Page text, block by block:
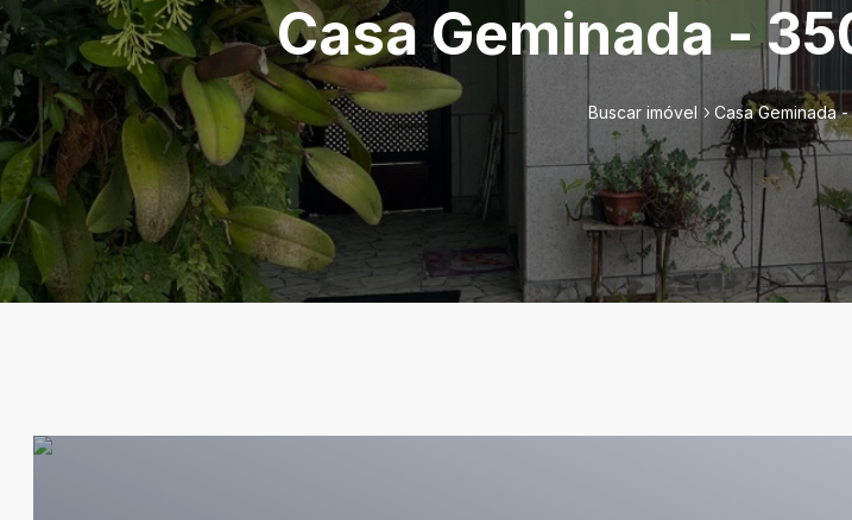
Casa Geminada -
Buscar imóvel Casa Geminada